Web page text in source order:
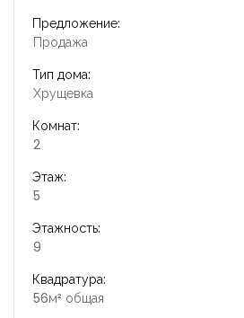
Предложение:
Продажа
Тип дома:
Хрущевка
Комнат:
2
Этаж:
5
Этажность:
9
Квадратура:
56м² общая